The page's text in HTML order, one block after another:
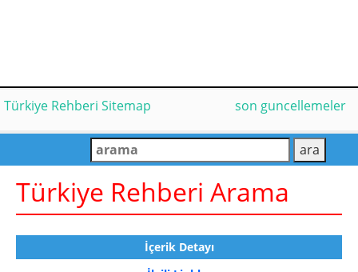
Türkiye Rehberi Sitemap son guncellemeler
Türkiye Rehberi Arama
İçerik Detayı